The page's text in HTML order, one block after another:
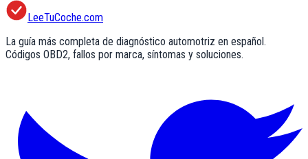
LeeTuCoche.com
La guía más completa de diagnóstico automotriz en español.
Códigos OBD2, fallos por marca, síntomas y soluciones.